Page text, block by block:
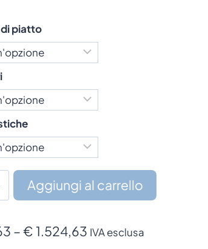
piatto
Aggiungi al carrello
–€ 1.524,63Fascia
IVA esclusa